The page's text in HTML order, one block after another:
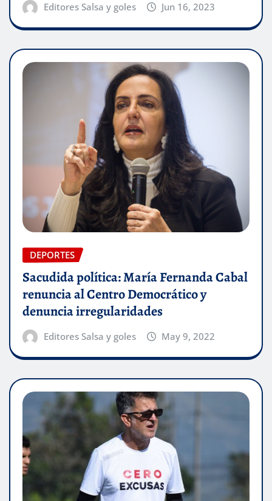
Editores Salsa y goles Jun 16, 2023
DEPORTES
Sacudida política: María Fernanda Cabal
renuncia al Centro Democrático y
denuncia irregularidades
Editores Salsa y goles May 9, 2022